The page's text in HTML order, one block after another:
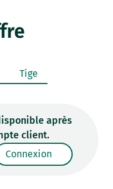
Tige
après
client.
Connexion